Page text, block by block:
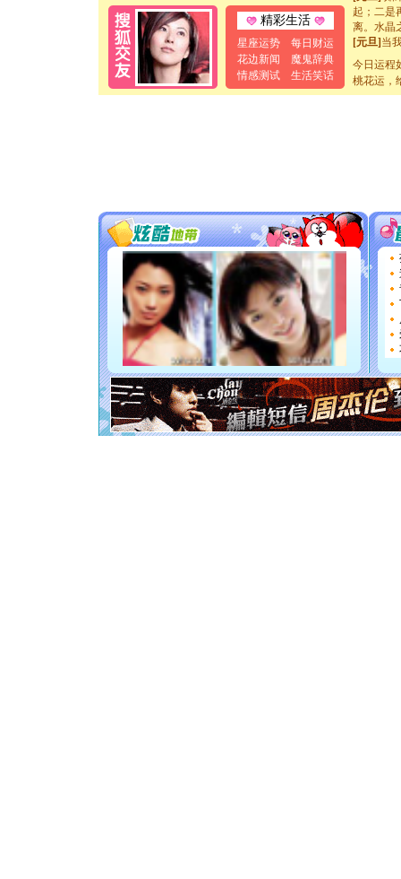
精彩生活
星座运势
每日财运
花边新闻
魔鬼辞典
情感测试
生活笑话
起；二是
离。水晶
[元旦]当
卖了。水
[春节]风
颜！冬去
[圣诞节]
能正大
天都要快
[圣诞节]
如意,快
[元旦]
看
断电。
你是我
[元旦]
如
起；二
离。水晶
[元旦]当
泣，这痛
卖了。水
[春节]风
今日运程
桃花运，